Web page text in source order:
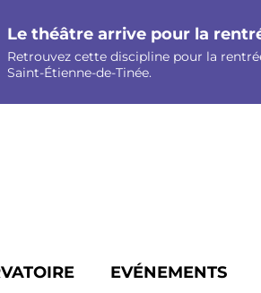
Le théâtre arrive pour la
Retrouvez cette discipline pour la
Saint-Étienne-de-Tinée.
EVÉNEMENTS